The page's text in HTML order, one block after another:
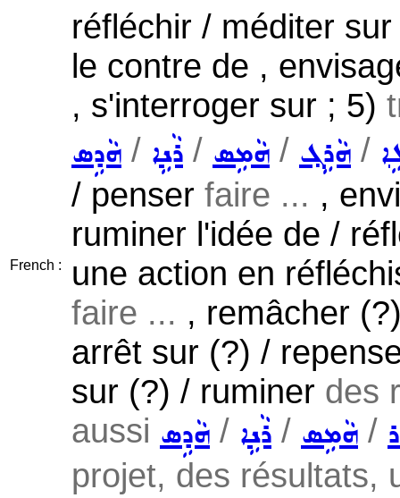
French :
réfléchir / méditer
le contre de ,
, s'interroger sur ; 5)
ܗܵܕܹܣ / ܪܵܢܹܐ / ܗܵܡܹܣ / ܗܵܪܹܓ݂ /
/ penser faire ... ,
ruminer l'idée de /
une action en
faire ... , remâcher
arrêt sur (?) /
sur (?) / ruminer des
aussi ܗܵܕܹܣ / ܪܵܢܹܐ / ܗܵܡܹܣ /
projet, des résultats,